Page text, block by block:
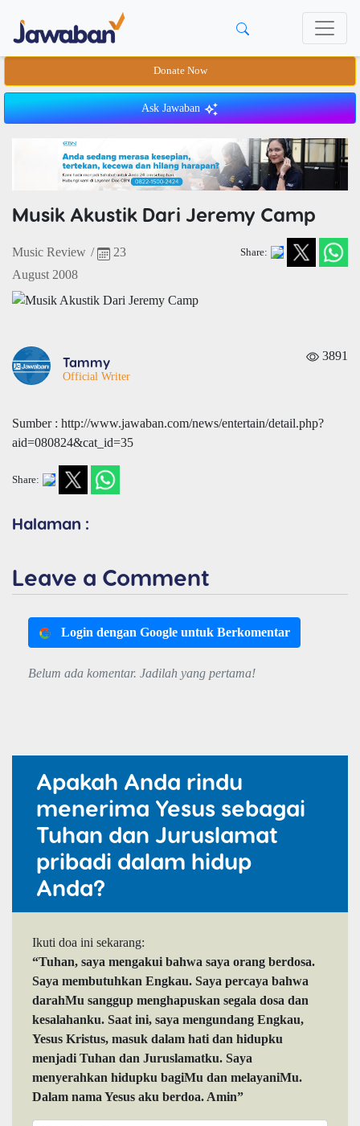
Donate Now
Ask Jawaban
Musik Akustik Dari Jeremy Camp
Music Review /
23
August 2008
Share:
Tammy
Official Writer
3891
Sumber : http://www.jawaban.com/news/entertain/detail.php?
aid=080824&cat_id=35
Share:
Halaman :
Leave a Comment
Login dengan Google untuk Berkomentar
Belum ada komentar. Jadilah yang pertama!
Apakah Anda rindu
menerima Yesus sebagai
Tuhan dan Juruslamat
pribadi dalam hidup
Anda?
Ikuti doa ini sekarang:
“Tuhan, saya mengakui bahwa saya orang berdosa.
Saya membutuhkan Engkau. Saya percaya bahwa
darahMu sanggup menghapuskan segala dosa dan
kesalahanku. Saat ini, saya mengundang Engkau,
Yesus Kristus, masuk dalam hati dan hidupku
menjadi Tuhan dan Juruslamatku. Saya
menyerahkan hidupku bagiMu dan melayaniMu.
Dalam nama Yesus aku berdoa. Amin”